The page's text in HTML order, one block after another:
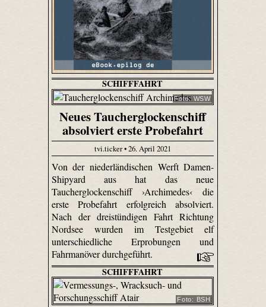
SCHIFFFAHRT
Foto: WSW
Neues Taucherglockenschiff
absolviert erste Probefahrt
tvi.ticker • 26. April 2021
Von der niederländischen Werft Damen-
Shipyard aus hat das neue
Taucherglockenschiff ›Archimedes‹ die
erste Probefahrt erfolgreich absolviert.
Nach der dreistündigen Fahrt Richtung
Nordsee wurden im Testgebiet elf
unterschiedliche Erprobungen und
Fahrmanöver durchgeführt.
SCHIFFFAHRT
Foto: BSH